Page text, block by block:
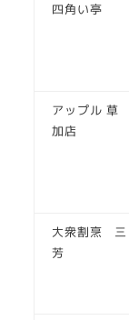
四角い亭
アップル 草
加店
大衆割烹 三
芳